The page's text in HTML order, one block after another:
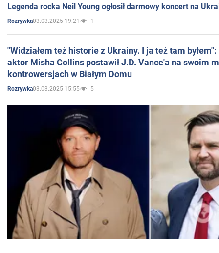
Legenda rocka Neil Young ogłosił darmowy koncert na
Rozrywka03.03.2025 19:21 1
"Widziałem też historie z Ukrainy. I ja też tam
aktor Misha Collins postawił J.D. Vance'a na swoim
kontrowersjach w Białym Domu
Rozrywka03.03.2025 15:55 5